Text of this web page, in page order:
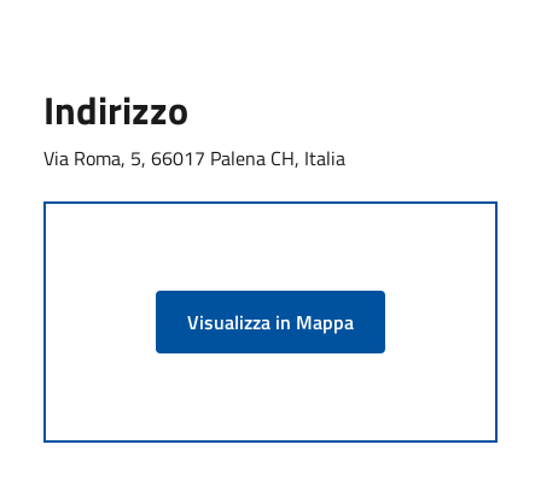
Indirizzo
Via Roma, 5, 66017 Palena CH, Italia
Visualizza in Mappa